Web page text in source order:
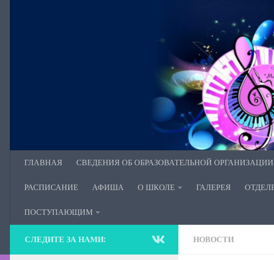
ГЛАВНАЯ СВЕДЕНИЯ ОБ ОБРАЗОВАТЕЛЬНОЙ ОРГАНИЗАЦИИ
РАСПИСАНИЕ АФИША О ШКОЛЕ ГАЛЕРЕЯ
ПОСТУПАЮЩИМ
НОВОСТИ
СЛЕДИТЕ ЗА НАМИ: